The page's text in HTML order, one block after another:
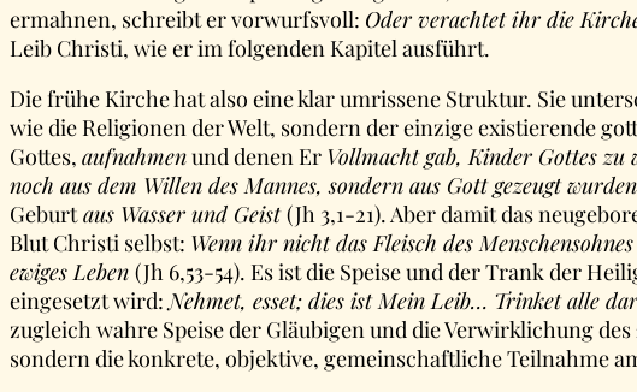
ermahnen, schreibt er vorwurfsvoll: Oder verachtet ihr die
Leib Christi, wie er im folgenden Kapitel ausführt.
Die frühe Kirche hat also eine klar umrissene Struktur. Sie
wie die Religionen der Welt, sondern der einzige existierende
Gottes, aufnahmenund denen Er Vollmacht gab, Kinder Gottes zu
noch aus dem Willen des Mannes, sondern aus Gott gezeugt wurden
Geburtaus Wasser und Geist(Jh 3,1-21). Aber damit das
Blut Christi selbst: Wenn ihr nicht das Fleisch des
ewiges Leben (Jh 6,53-54). Es ist die Speise und der Trank der
eingesetzt wird:Nehmet, esset; dies ist Mein Leib… Trinket alle
zugleich wahre Speise der Gläubigen und die Verwirklichung des
sondern die konkrete, objektive, gemeinschaftliche Teilnahme